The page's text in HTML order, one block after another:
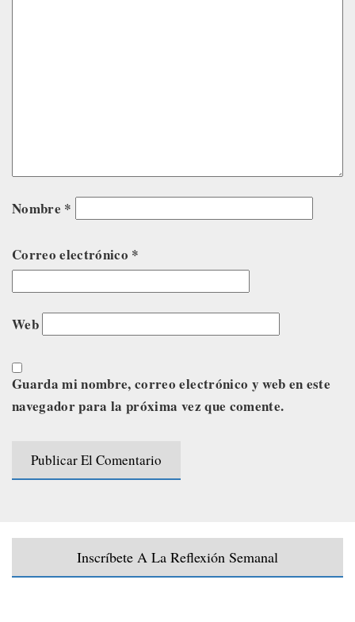
Nombre *
Correo electrónico *
Web
Guarda mi nombre, correo electrónico y web en este
navegador para la próxima vez que comente.
Inscríbete A La Reflexión Semanal